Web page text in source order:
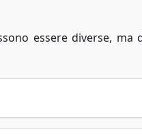
essere diverse, ma